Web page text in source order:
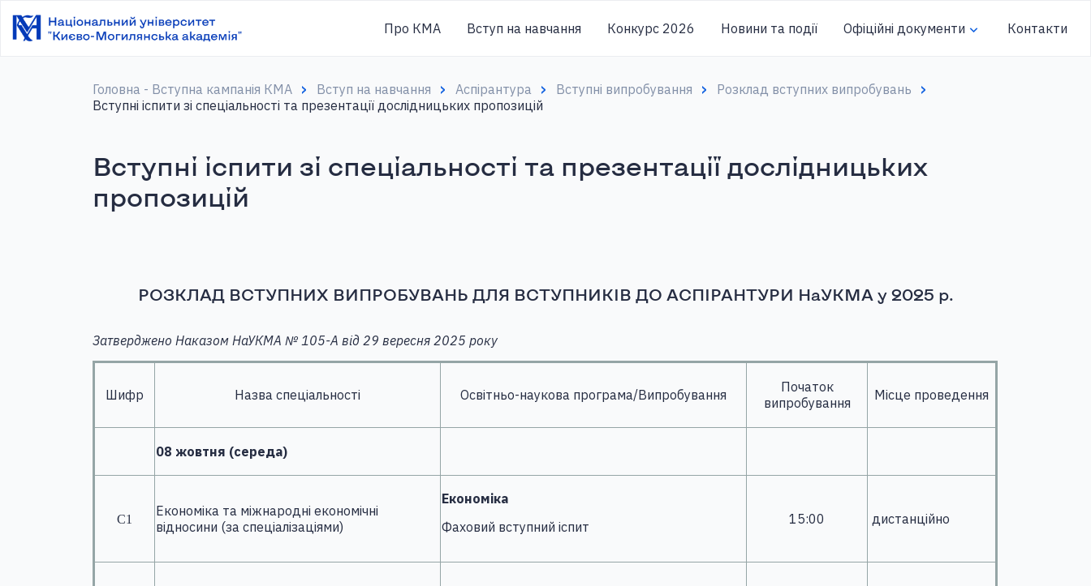
Про КМА Вступ на навчання Конкурс 2026 Новини та події Офіційні документи Контакти
Головна - Вступна кампанія КМА Вступ на навчання Аспірантура Вступні випробування
Розклад вступних випробувань
Вступні іспити зі спеціальності та презентації дослідницьких пропозицій
Вступні іспити зі спеціальності та презентації дослідницьких
пропозицій
РОЗКЛАД ВСТУПНИХ ВИПРОБУВАНЬ ДЛЯ ВСТУПНИКІВ ДО АСПІРАНТУРИ НаУКМА у 2025 р.
Затверджено Наказом НаУКМА № 105-А від 29 вересня 2025 року
Шифр Назва спеціальності Освітньо-наукова програма/Випробування
Початок
випробування
Місце проведення
08 жовтня (середа)
С1
Економіка та міжнародні економічні
відносини (за спеціалізаціями)
Економіка
Фаховий вступний іспит
15:00 дистанційно